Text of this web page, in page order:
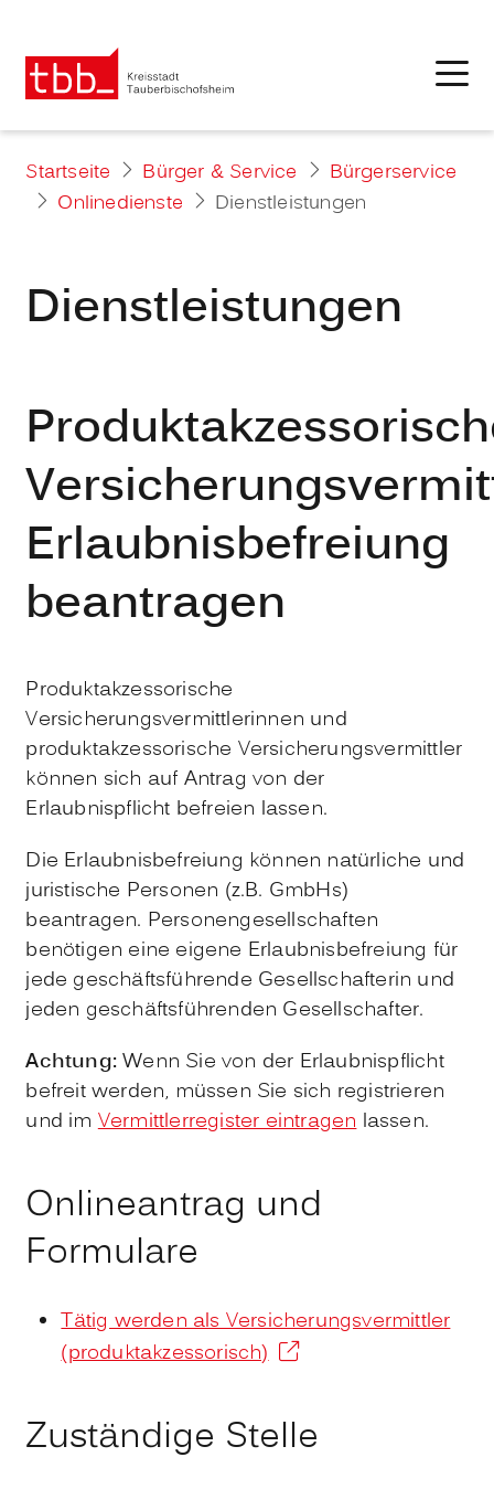
Startseite Bürger & Service
Bürgerservice
Onlinedienste
Dienstleistungen
Dienstleistungen
Erlaubnisbefreiung
beantragen
Produktakzessorische
Versicherungsvermittlerinnen und
produktakzessorische Versicherungsvermittler
können sich auf Antrag von der
Erlaubnispflicht befreien lassen.
Die Erlaubnisbefreiung können natürliche und
juristische Personen (z.B. GmbHs)
beantragen. Personengesellschaften
benötigen eine eigene Erlaubnisbefreiung für
jede geschäftsführende Gesellschafterin und
jeden geschäftsführenden Gesellschafter.
Achtung:Wenn Sie von der Erlaubnispflicht
befreit werden, müssen Sie sich registrieren
und imVermittlerregister eintragenlassen.
Onlineantrag und
Formulare
Tätig werden als Versicherungsvermittler
(produktakzessorisch)
Zuständige Stelle